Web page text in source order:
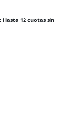
12 cuotas sin